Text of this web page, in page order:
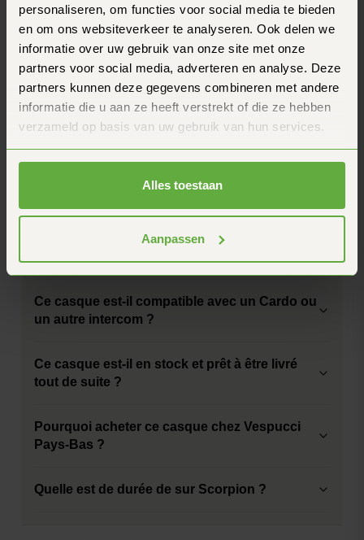
personaliseren, om functies voor social media te bieden
en om ons websiteverkeer te analyseren. Ook delen we
informatie over uw gebruik van onze site met onze
partners voor social media, adverteren en analyse. Deze
partners kunnen deze gegevens combineren met andere
informatie die u aan ze heeft verstrekt of die ze hebben
verzameld op basis van uw gebruik van hun services.
Alles toestaan
Aanpassen
Questions fréquentes
Tu as une autre question ? N'hésite pas à nous
contacter.
Comment de marche, de garantie du prix de ?
Comment je peux être sûr que ce casque est
Ce casque est-il compatible avec un Cardo ou
un autre intercom ?
Ce casque est-il en stock et prêt à être livré
tout de suite ?
Pourquoi acheter ce casque chez Vespucci
Pays-Bas ?
Quelle est de durée de sur Scorpion ?
Carbone, Vert,
Rouge